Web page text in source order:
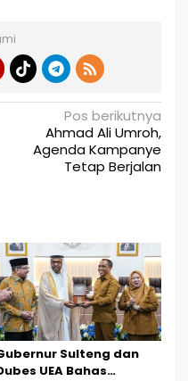
Pos berikutnya
Ahmad Ali Umroh,
Agenda Kampanye
Tetap Berjalan
Sulteng dan
UEA Bahas